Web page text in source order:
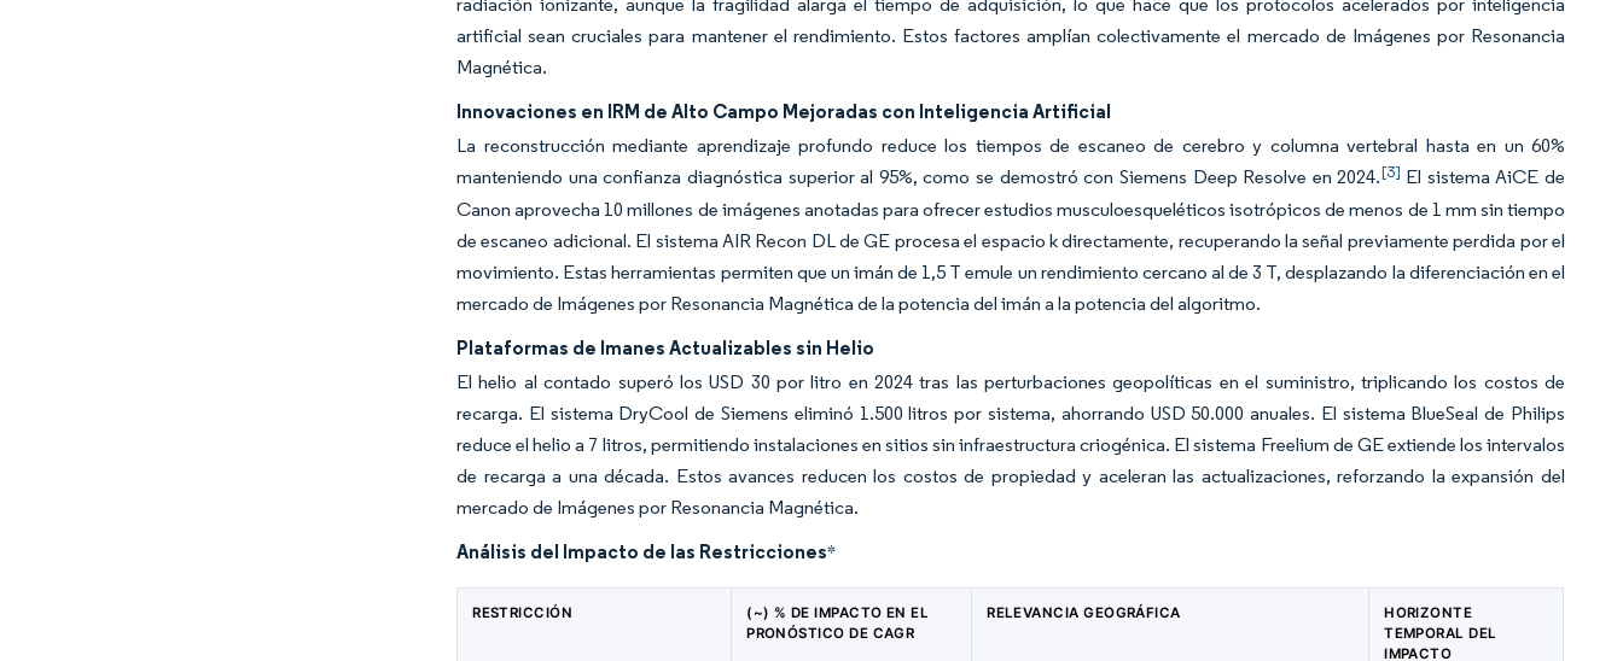
artificial sean cruciales para mantener el rendimiento. Estos factores amplían colectivamente el mercado de Imágenes por Resonancia
Magnética.
Innovaciones en IRM de Alto Campo Mejoradas con Inteligencia Artificial
La reconstrucción mediante aprendizaje profundo reduce los tiempos de escaneo de cerebro y columna vertebral hasta en un 60%
manteniendo una confianza diagnóstica superior al 95%, como se demostró con Siemens Deep Resolve en 2024.[3] El sistema AiCE de
Canon aprovecha 10 millones de imágenes anotadas para ofrecer estudios musculoesqueléticos isotrópicos de menos de 1 mm sin tiempo
de escaneo adicional. El sistema AIR Recon DL de GE procesa el espacio k directamente, recuperando la señal previamente perdida por el
movimiento. Estas herramientas permiten que un imán de 1,5 T emule un rendimiento cercano al de 3 T, desplazando la diferenciación en el
mercado de Imágenes por Resonancia Magnética de la potencia del imán a la potencia del algoritmo.
Plataformas de Imanes Actualizables sin Helio
El helio al contado superó los USD 30 por litro en 2024 tras las perturbaciones geopolíticas en el suministro, triplicando los costos de
recarga. El sistema DryCool de Siemens eliminó 1.500 litros por sistema, ahorrando USD 50.000 anuales. El sistema BlueSeal de Philips
reduce el helio a 7 litros, permitiendo instalaciones en sitios sin infraestructura criogénica. El sistema Freelium de GE extiende los intervalos
de recarga a una década. Estos avances reducen los costos de propiedad y aceleran las actualizaciones, reforzando la expansión del
mercado de Imágenes por Resonancia Magnética.
Análisis del Impacto de las Restricciones*
RESTRICCIÓN
(~) % DE IMPACTO EN EL
PRONÓSTICO DE CAGR
RELEVANCIA GEOGRÁFICA
HORIZONTE
TEMPORAL DEL
IMPACTO